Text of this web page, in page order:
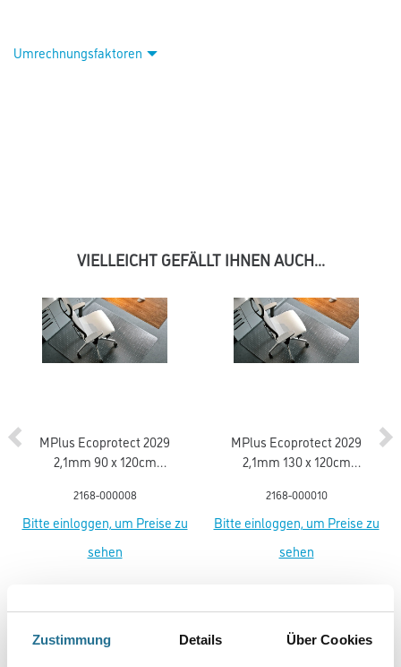
Zustimmung Details Über Cookies
Umrechnungsfaktoren
VIELLEICHT GEFÄLLT IHNEN AUCH...
MPlus Ecoprotect 2029
2,1mm 90 x 120cm
mit Noppen 17-0900
2168-000008
Bitte einloggen, um Preise zu
sehen
MPlus Ecoprotect 2029
2,1mm 130 x 120cm
mit Noppen 17-1300
2168-000010
Bitte einloggen, um Preise zu
sehen
PRODUKTEIGENSCHAFTEN